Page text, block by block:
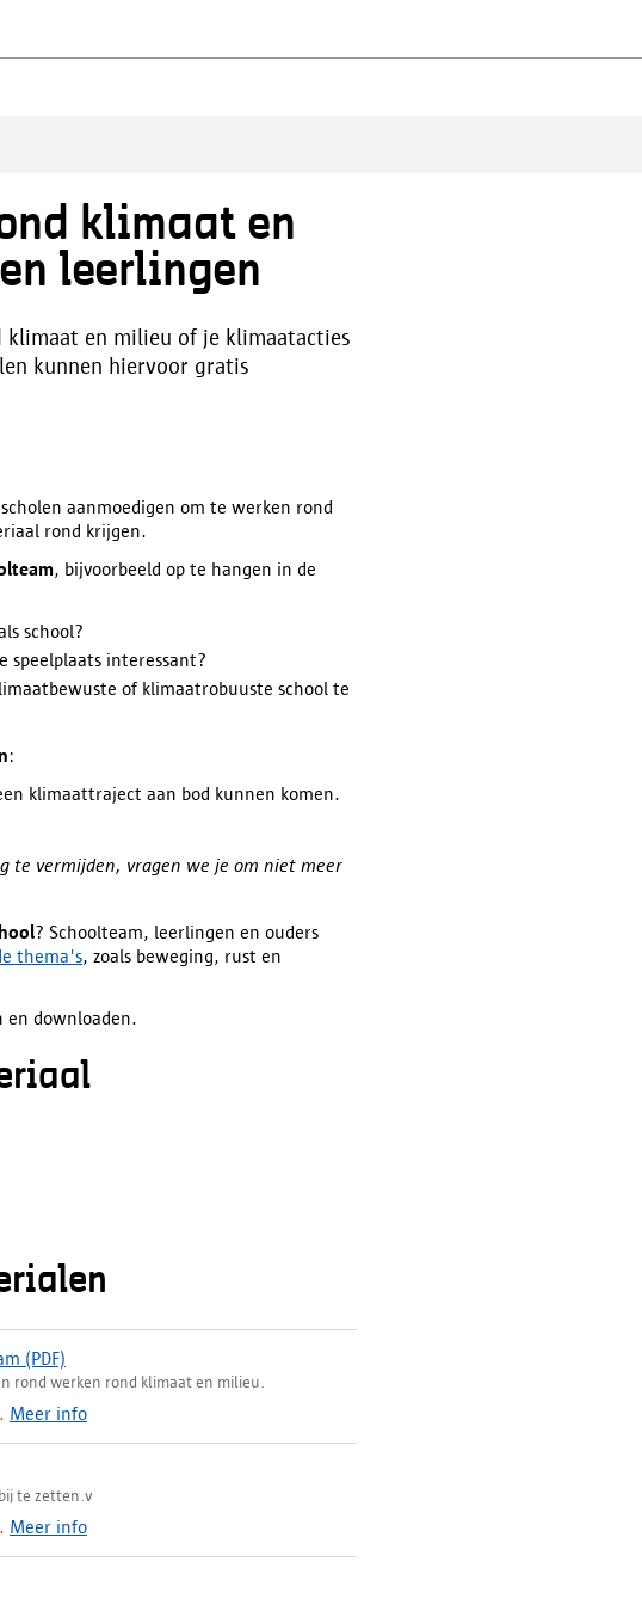
klimaat en
leerlingen
en milieu of je klimaatacties
kunnen hiervoor gratis
aanmoedigen om te werken rond
rond krijgen.
, bijvoorbeeld op te hangen in de
school?
speelplaats interessant?
of klimaatrobuuste school te
:
klimaattraject aan bod kunnen komen.
te vermijden, vragen we je om niet meer
? Schoolteam, leerlingen en ouders
thema's, zoals beweging, rust en
en downloaden.
(PDF)
d
o
o
a
rond werken rond klimaat en milieu.
Meer info
te zetten.v
Meer info